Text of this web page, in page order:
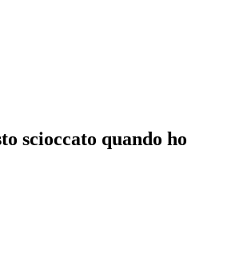
scioccato quando ho